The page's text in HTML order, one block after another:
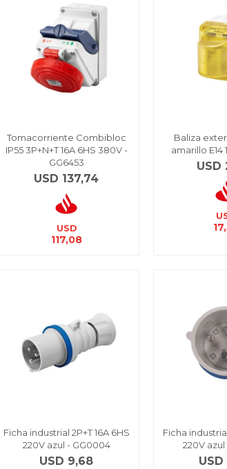
Tomacorriente Combibloc
IP55 3P+N+T 16A 6HS 380V -
GG6453
USD 137,74
USD
117,08
Baliza
amarillo E14
USD
Ficha industrial 2P+T 16A 6HS
220V azul - GG0004
USD 9,68
Ficha
220V
USD